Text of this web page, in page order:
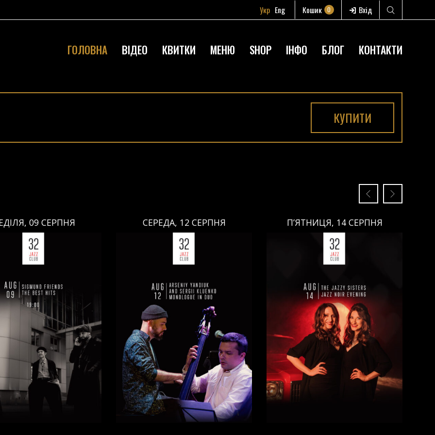
Укр Eng Кошик 0 Вхід
ГОЛОВНА ВІДЕО КВИТКИ МЕНЮ SHOP ІНФО БЛОГ КОНТАКТИ
КУПИТИ
09 СЕРПНЯ
Ціна:
Павло Литвиненко
,)/Денис Дудко (Бас,)/
Люлякін (Барабани
СЕРЕДА, 12 СЕРПНЯ
Ціна:
Виконавці: Арсеній Яндюк(
Рояль,) Сергій Клюєнко(Бас,)
П’ЯТНИЦЯ, 14 СЕРПНЯ
П’ЯТНИЦЯ, 14 СЕРПНЯ
Виконавці:Анна Майовецька
Вокал
/Юлія Майовецька
Вокал
,)/Григорій Паршин
Саксофон
,)/Арсеній Яндюк
Рояль
Єгор Абрамов
Контрабас
,)/
(Барабани ,)/